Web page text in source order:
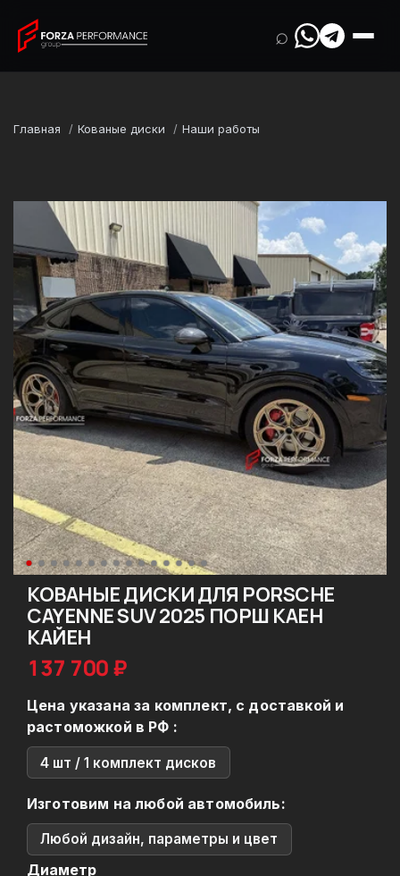
⌕
Главная Кованые диски Наши работы
КОВАНЫЕ ДИСКИ ДЛЯ PORSCHE
CAYENNE SUV 2025 ПОРШ КАЕН
КАЙЕН
137 700 ₽
Цена указана за комплект, с доставкой и
растоможкой в РФ :
4 шт / 1 комплект дисков
Изготовим на любой автомобиль:
Любой дизайн, параметры и цвет
Диаметр
Марка
Porsche
Модель
Cayenne